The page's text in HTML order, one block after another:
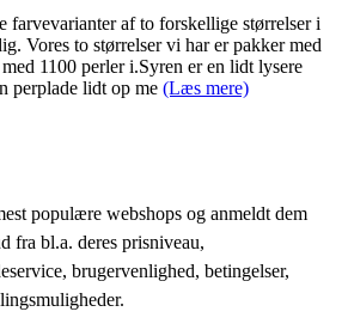
farvevarianter af to forskellige størrelser i
Vores to størrelser vi har er pakker med
1100 perler i.Syren er en lidt lysere
perplade lidt op me (Læs mere)
populære webshops og anmeldt dem
fra bl.a. deres prisniveau,
brugervenlighed, betingelser,